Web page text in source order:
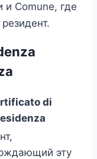
и Comune, где
di
эту